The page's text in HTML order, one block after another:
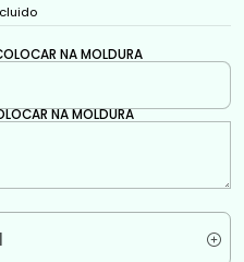
NA MOLDURA
NA MOLDURA